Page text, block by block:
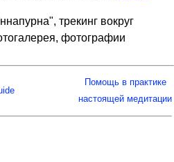
трекинг вокруг
фотографии
Помощь в практике
настоящей медитации